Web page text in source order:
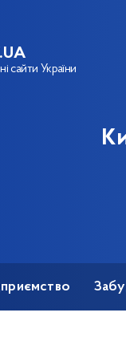
сайти України